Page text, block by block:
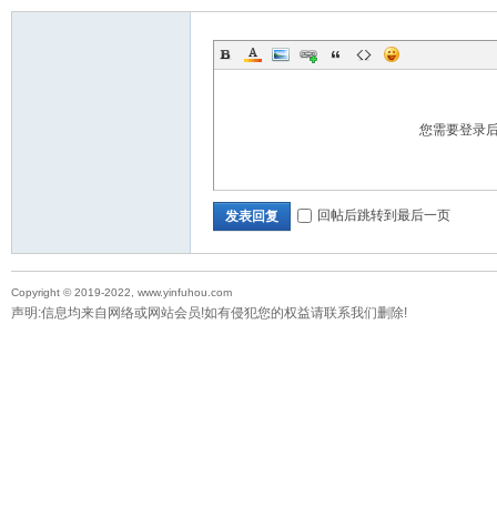
您需要登录
发表回复 回帖后跳转到最后一页
Copyright © 2019-2022, www.yinfuhou.com
声明:信息均来自网络或网站会员!如有侵犯您的权益请联系我们删除!